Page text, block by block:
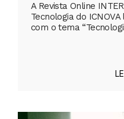
A Revista Online
Tecnologia do
com o tema